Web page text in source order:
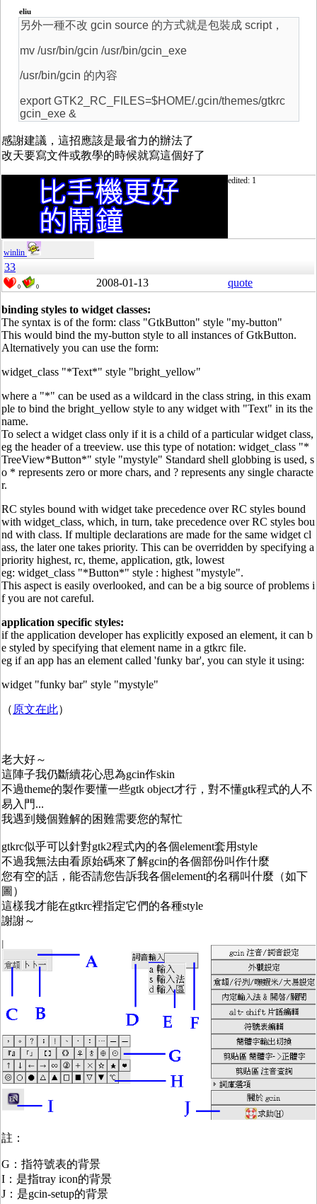
eliu
另外一種不改 gcin source 的方式就是包裝成 script，
mv /usr/bin/gcin /usr/bin/gcin_exe
/usr/bin/gcin 的內容
export GTK2_RC_FILES=$HOME/.gcin/themes/gtkrc
gcin_exe &
感謝建議，這招應該是最省力的辦法了
改天要寫文件或教學的時候就寫這個好了
edited: 1
winlin
33
0 0 2008-01-13 quote
binding styles to widget classes:
The syntax is of the form: class "GtkButton" style "my-button"
This would bind the my-button style to all instances of GtkButton.
Alternatively you can use the form:
widget_class "*Text*" style "bright_yellow"
where a "*" can be used as a wildcard in the class string, in this exam
ple to bind the bright_yellow style to any widget with "Text" in its the
name.
To select a widget class only if it is a child of a particular widget class,
eg the header of a treeview. use this type of notation: widget_class "*
TreeView*Button*" style "mystyle" Standard shell globbing is used, s
o * represents zero or more chars, and ? represents any single characte
r.
RC styles bound with widget take precedence over RC styles bound
with widget_class, which, in turn, take precedence over RC styles bou
nd with class. If multiple declarations are made for the same widget cl
ass, the later one takes priority. This can be overridden by specifying a
priority highest, rc, theme, application, gtk, lowest
eg: widget_class "*Button*" style : highest "mystyle".
This aspect is easily overlooked, and can be a big source of problems i
f you are not careful.
application specific styles:
if the application developer has explicitly exposed an element, it can b
e styled by specifying that element name in a gtkrc file.
eg if an app has an element called 'funky bar', you can style it using:
widget "funky bar" style "mystyle"
（原文在此）
老大好～
這陣子我仍斷續花心思為gcin作skin
不過theme的製作要懂一些gtk object才行，對不懂gtk程式的人不
易入門...
我遇到幾個難解的困難需要您的幫忙
gtkrc似乎可以針對gtk2程式內的各個element套用style
不過我無法由看原始碼來了解gcin的各個部份叫作什麼
您有空的話，能否請您告訴我各個element的名稱叫什麼（如下
圖）
這樣我才能在gtkrc裡指定它們的各種style
謝謝～
註：
G：指符號表的背景
I：是指tray icon的背景
J：是gcin-setup的背景